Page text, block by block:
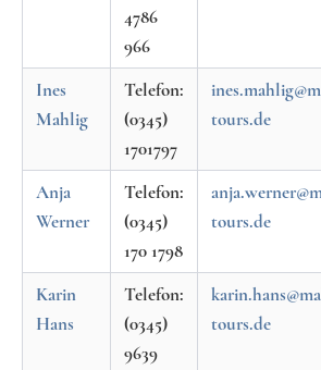
4786
966
Ines
Mahlig
Telefon:
(0345)
1701797
tours.de
Anja
Werner
Telefon:
(0345)
170 1798
tours.de
Karin
Hans
Telefon:
(0345)
9639
tours.de